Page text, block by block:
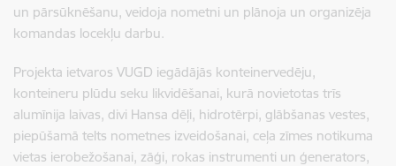
un pārsūknēšanu, veidoja nometni un plānoja un organizēja
komandas locekļu darbu.
Projekta ietvaros VUGD iegādājās konteinervedēju,
konteineru plūdu seku likvidēšanai, kurā novietotas trīs
alumīnija laivas, divi Hansa dēļi, hidrotērpi, glābšanas vestes,
piepūšamā telts nometnes izveidošanai, ceļa zīmes notikuma
vietas ierobežošanai, zāģi, rokas instrumenti un ģenerators,